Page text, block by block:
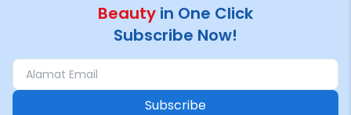
Beauty in One Click
Subscribe Now!
Subscribe